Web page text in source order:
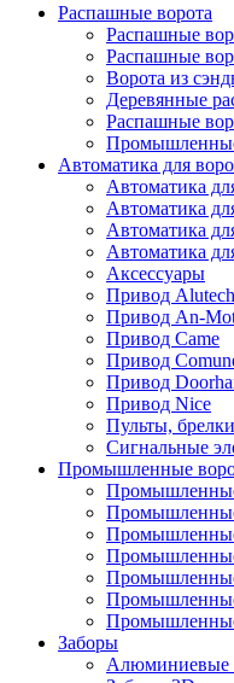
Распашные ворота
Распашные
Распашные
Ворота из
Деревянные
Распашные
Автоматика для
Автоматика
Автоматика
Автоматика
Автоматика
Аксессуары
Привод Alutech
Привод An-
Привод Came
Привод
Привод
Привод Nice
Пульты, брелки
Сигнальные
Промышленные
Промышленные
Заборы
Алюминиевые